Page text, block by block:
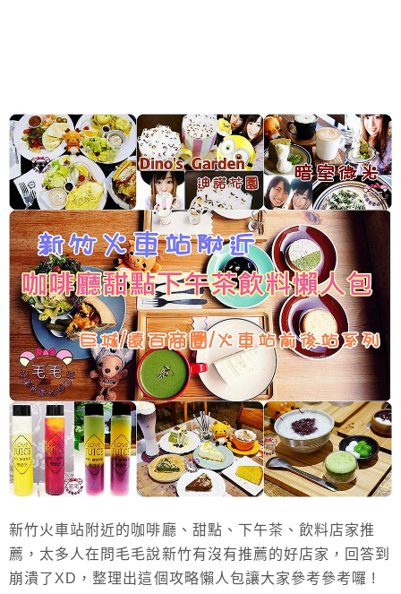
新竹火車站附近的咖啡廳、甜點、下午茶、飲料店家推
薦，太多人在問毛毛說新竹有沒有推薦的好店家，回答到
崩潰了XD，整理出這個攻略懶人包讓大家參考參考囉 !